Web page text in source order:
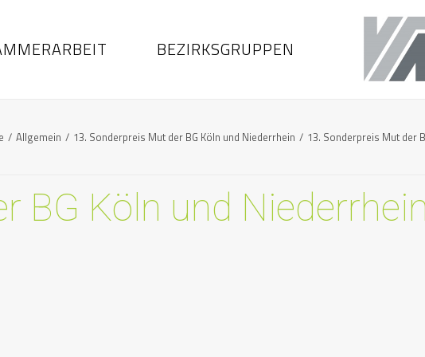
BEZIRKSGRUPPEN
Allgemein 13. Sonderpreis Mut der BG Köln und Niederrhein 13. Sonderpreis Mut der
BG Köln und Niederrhein